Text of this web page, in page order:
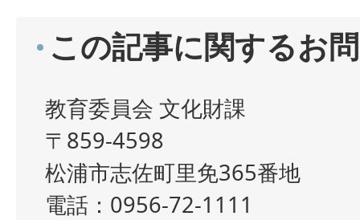
この記事に関するお
教育委員会 文化財課
〒859-4598
松浦市志佐町里免365番地
電話：0956-72-1111